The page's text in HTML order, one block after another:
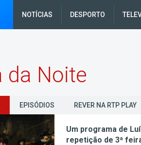
NOTÍCIAS DESPORTO
da Noite
EPISÓDIOS REVER NA RTP PLAY
Um programa de
repetição de 3ª